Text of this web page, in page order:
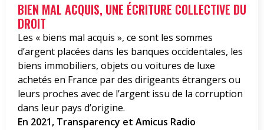
BIEN MAL ACQUIS, UNE ÉCRITURE COLLECTIVE DU
DROIT
Les « biens mal acquis », ce sont les sommes
d’argent placées dans les banques occidentales, les
biens immobiliers, objets ou voitures de luxe
achetés en France par des dirigeants étrangers ou
leurs proches avec de l’argent issu de la corruption
dans leur pays d’origine.
En 2021, Transparency et Amicus Radio